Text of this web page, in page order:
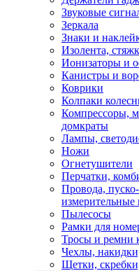
Звуковые
Зеркала
Знаки и
Изолента,
Ионизаторы и
Канистры и
Коврики
Колпаки
Компрессоры,
домкраты
Лампы,
Ножи
Огнетушители
Перчатки,
Провода,
Пылесосы
Рамки для
Тросы и ремни
Чехлы,
Щетки,